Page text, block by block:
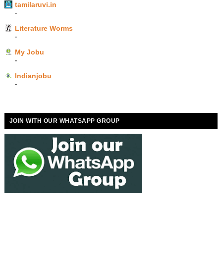
tamilaruvi.in
-
Literature Worms
-
My Jobu
-
Indianjobu
-
JOIN WITH OUR WHATSAPP GROUP